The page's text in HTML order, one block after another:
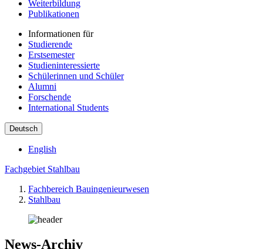
Weiterbildung
Publikationen
Informationen für
Studierende
Erstsemester
Studieninteressierte
Schülerinnen und Schüler
Alumni
Forschende
International Students
Deutsch
English
Fachgebiet Stahlbau
Fachbereich Bauingenieurwesen
Stahlbau
News-Archiv